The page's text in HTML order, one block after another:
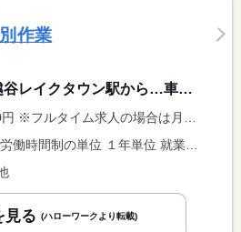
作業
埼玉県越谷市 / □越谷レイクタウン駅から…車：５分 自転車：１０分
は月額（換算額）、パート求人の場合は時間額を表示しています。
見る (ハローワークより転載)